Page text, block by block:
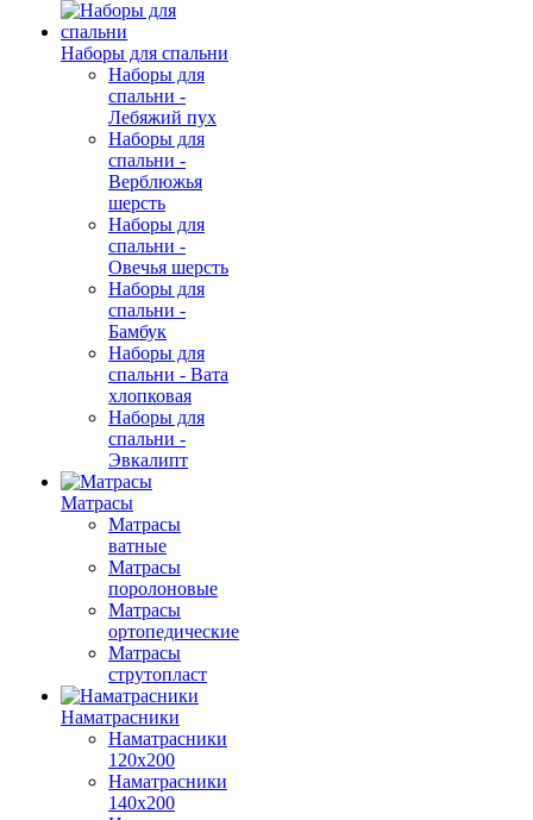
Наборы для спальни
Наборы для
спальни -
Лебяжий пух
Наборы для
спальни -
Верблюжья
шерсть
Наборы для
спальни -
Овечья шерсть
Наборы для
спальни -
Бамбук
Наборы для
спальни - Вата
хлопковая
Наборы для
спальни -
Эвкалипт
Матрасы
Матрасы
ватные
Матрасы
поролоновые
Матрасы
ортопедические
Матрасы
струтопласт
Наматрасники
Наматрасники
120х200
Наматрасники
140х200